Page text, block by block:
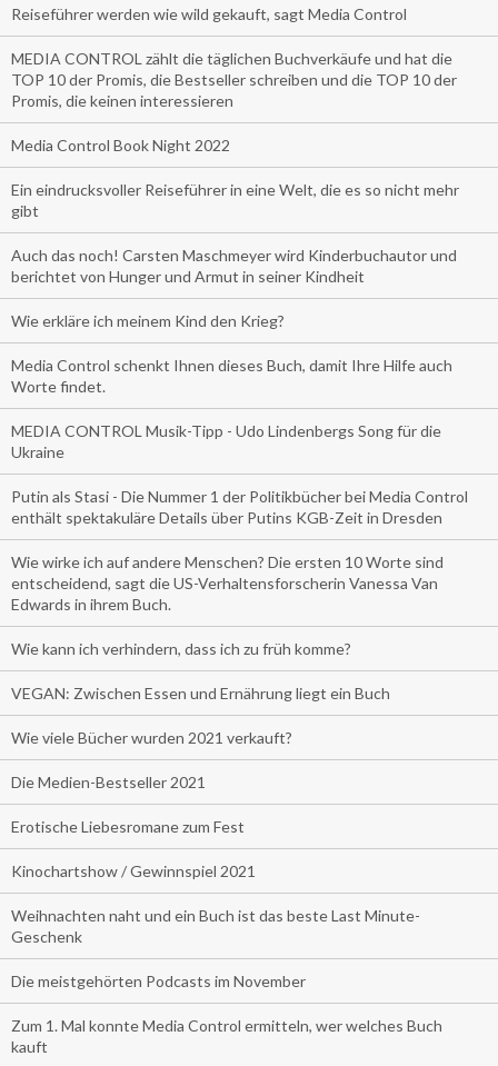
Reiseführer werden wie wild gekauft, sagt Media Control
MEDIA CONTROL zählt die täglichen Buchverkäufe und hat die
TOP 10 der Promis, die Bestseller schreiben und die TOP 10 der
Promis, die keinen interessieren
Media Control Book Night 2022
Ein eindrucksvoller Reiseführer in eine Welt, die es so nicht mehr
gibt
Auch das noch! Carsten Maschmeyer wird Kinderbuchautor und
berichtet von Hunger und Armut in seiner Kindheit
Wie erkläre ich meinem Kind den Krieg?
Media Control schenkt Ihnen dieses Buch, damit Ihre Hilfe auch
Worte findet.
MEDIA CONTROL Musik-Tipp - Udo Lindenbergs Song für die
Ukraine
Putin als Stasi - Die Nummer 1 der Politikbücher bei Media Control
enthält spektakuläre Details über Putins KGB-Zeit in Dresden
Wie wirke ich auf andere Menschen? Die ersten 10 Worte sind
entscheidend, sagt die US-Verhaltensforscherin Vanessa Van
Edwards in ihrem Buch.
Wie kann ich verhindern, dass ich zu früh komme?
VEGAN: Zwischen Essen und Ernährung liegt ein Buch
Wie viele Bücher wurden 2021 verkauft?
Die Medien-Bestseller 2021
Erotische Liebesromane zum Fest
Kinochartshow / Gewinnspiel 2021
Weihnachten naht und ein Buch ist das beste Last Minute-
Geschenk
Die meistgehörten Podcasts im November
Zum 1. Mal konnte Media Control ermitteln, wer welches Buch
kauft